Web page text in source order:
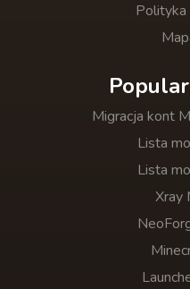
Migracja kont
Lista
Lista
Xray